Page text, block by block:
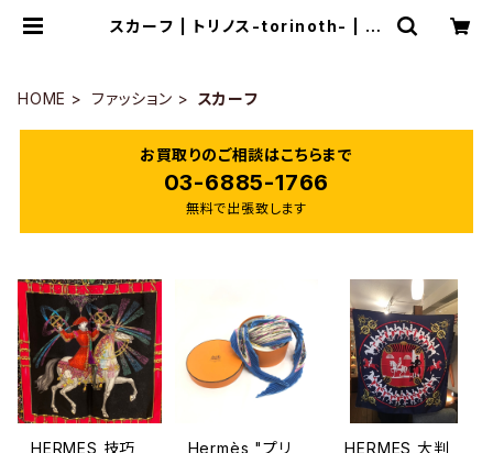
スカーフ | トリノス-torinoth- | 新
HOME
ファッション スカーフ
お買取りのご相談はこちらまで
03-6885-1766
無料で出張致します
HERMES 技巧
Hermès "プリ
HERMES 大判